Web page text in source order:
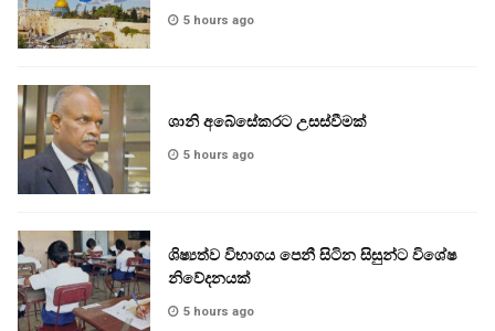
5 hours ago
ශානි අබේසේකරට උසස්වීමක්
5 hours ago
ශිෂ්‍යත්ව විභාගය පෙනී සිටින සිසුන්ට විශේෂ
නිවේදනයක්
5 hours ago